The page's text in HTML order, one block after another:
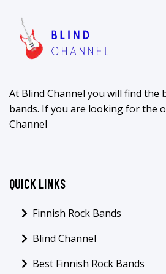
At Blind Channel you will find the
bands. If you are looking for the
Channel
QUICK LINKS
Finnish Rock Bands
Blind Channel
Best Finnish Rock Bands